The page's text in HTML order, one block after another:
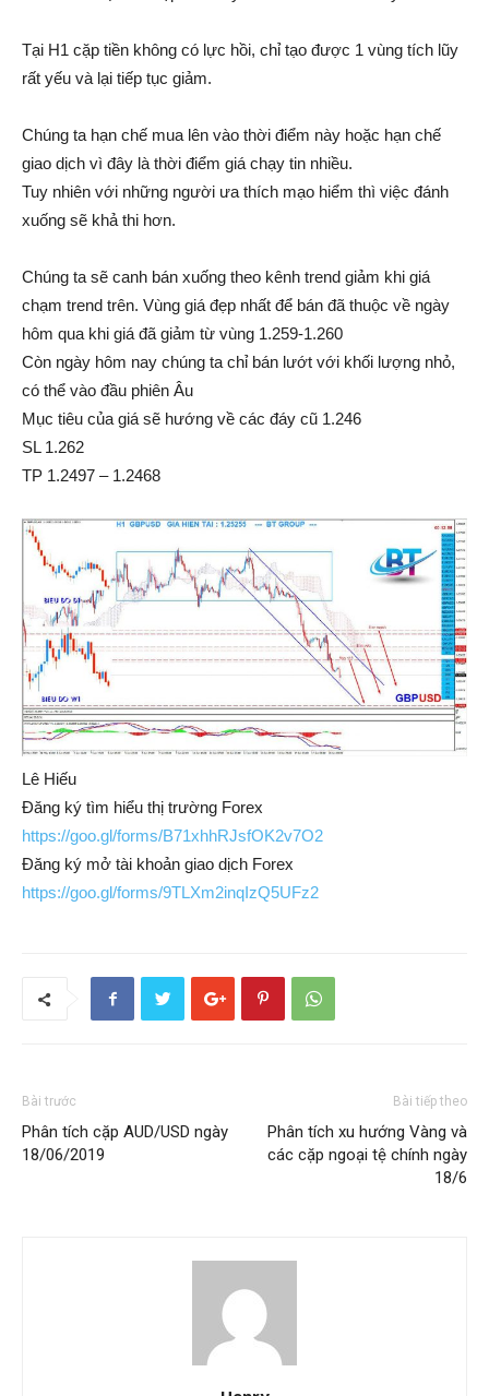
Tại H1 cặp tiền không có lực hồi, chỉ tạo được 1 vùng tích lũy
rất yếu và lại tiếp tục giảm.
Chúng ta hạn chế mua lên vào thời điểm này hoặc hạn chế
giao dịch vì đây là thời điểm giá chạy tin nhiều.
Tuy nhiên với những người ưa thích mạo hiểm thì việc đánh
xuống sẽ khả thi hơn.
Chúng ta sẽ canh bán xuống theo kênh trend giảm khi giá
chạm trend trên. Vùng giá đẹp nhất để bán đã thuộc về ngày
hôm qua khi giá đã giảm từ vùng 1.259-1.260
Còn ngày hôm nay chúng ta chỉ bán lướt với khối lượng nhỏ,
có thể vào đầu phiên Âu
Mục tiêu của giá sẽ hướng về các đáy cũ 1.246
SL 1.262
TP 1.2497 – 1.2468
Lê Hiếu
Đăng ký tìm hiểu thị trường Forex
https://goo.gl/forms/B71xhhRJsfOK2v7O2
Đăng ký mở tài khoản giao dịch Forex
https://goo.gl/forms/9TLXm2inqIzQ5UFz2
Bài trước
Phân tích cặp AUD/USD ngày
18/06/2019
Bài tiếp theo
Phân tích xu hướng Vàng và
các cặp ngoại tệ chính ngày
18/6